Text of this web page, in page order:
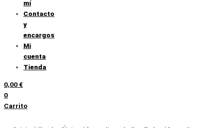
mí
Contacto
y
encargos
Mi
cuenta
Tienda
0,00€
0
Carrito